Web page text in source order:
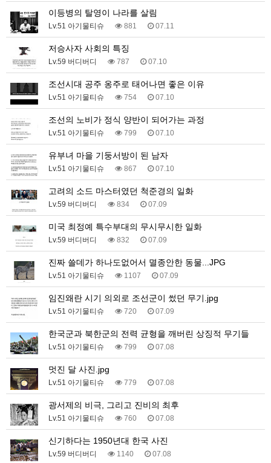
이등병의 탈영이 나라를 살림
Lv.51 아기물티슈 881 07.11
저승사자 사회의 특징
Lv.59 버디버디 787 07.10
조선시대 공주 옹주로 태어나면 좋은 이유
Lv.51 아기물티슈 754 07.10
조선의 노비가 정식 양반이 되어가는 과정
Lv.51 아기물티슈 799 07.10
유부녀 마을 기둥서방이 된 남자
Lv.51 아기물티슈 867 07.10
고려의 소드 마스터였던 척준경의 일화
Lv.59 버디버디 834 07.09
미국 최정예 특수부대의 무시무시한 일화
Lv.59 버디버디 832 07.09
진짜 쓸데가 하나도없어서 멸종안한 동물...JPG
Lv.51 아기물티슈 1107 07.09
임진왜란 시기 의외로 조선군이 썼던 무기.jpg
Lv.51 아기물티슈 720 07.09
한국군과 북한군의 전력 균형을 깨버린 상징적 무기들
Lv.51 아기물티슈 799 07.08
멋진 달 사진.jpg
Lv.51 아기물티슈 779 07.08
광서제의 비극, 그리고 진비의 최후
Lv.51 아기물티슈 760 07.08
신기하다는 1950년대 한국 사진
Lv.59 버디버디 1140 07.08